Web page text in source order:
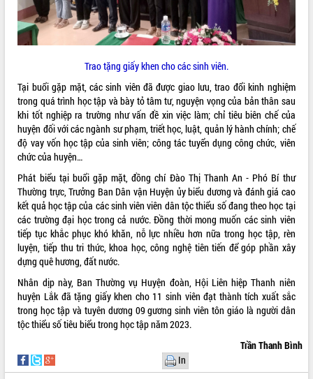
VIDEO
Không có file video nào để phát.
Trao tặng giấy khen cho các sinh viên.
Tại buổi gặp mặt, các sinh viên đã được giao lưu, trao đổi kinh nghiệm
trong quá trình học tập và bày tỏ tâm tư, nguyện vọng của bản thân sau
khi tốt nghiệp ra trường như vấn đề xin việc làm; chỉ tiêu biên chế của
huyện đối với các ngành sư phạm, triết học, luật, quản lý hành chính; chế
độ vay vốn học tập của sinh viên; công tác tuyển dụng công chức, viên
chức của huyện…
Phát biểu tại buổi gặp mặt, đồng chí Đào Thị Thanh An - Phó Bí thư
Thường trực, Trưởng Ban Dân vận Huyện ủy biểu dương và đánh giá cao
kết quả học tập của các sinh viên viên dân tộc thiểu số đang theo học tại
các trường đại học trong cả nước. Đồng thời mong muốn các sinh viên
tiếp tục khắc phục khó khăn, nỗ lực nhiều hơn nữa trong học tập, rèn
luyện, tiếp thu tri thức, khoa học, công nghệ tiên tiến để góp phần xây
dựng quê hương, đất nước.
Nhân dịp này, Ban Thường vụ Huyện đoàn, Hội Liên hiệp Thanh niên
huyện Lắk đã tặng giấy khen cho 11 sinh viên đạt thành tích xuất sắc
trong học tập và tuyên dương 09 gương sinh viên tôn giáo là người dân
tộc thiểu số tiêu biểu trong học tập năm 2023.
Trần Thanh Bình
In